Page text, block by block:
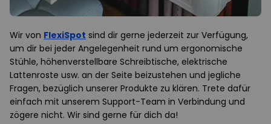
Wir von FlexiSpot sind dir gerne jederzeit zur Verfügung,
um dir bei jeder Angelegenheit rund um ergonomische
Stühle, höhenverstellbare Schreibtische, elektrische
Lattenroste usw. an der Seite beizustehen und jegliche
Fragen, bezüglich unserer Produkte zu klären. Trete dafür
einfach mit unserem Support-Team in Verbindung und
zögere nicht. Wir sind gerne für dich da!